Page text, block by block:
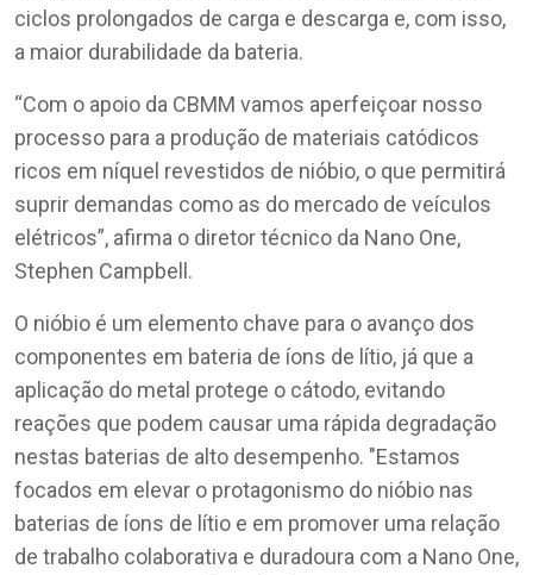
ciclos prolongados de carga e descarga e, com isso,
a maior durabilidade da bateria.
“Com o apoio da CBMM vamos aperfeiçoar nosso
processo para a produção de materiais catódicos
ricos em níquel revestidos de nióbio, o que permitirá
suprir demandas como as do mercado de veículos
elétricos”, afirma o diretor técnico da Nano One,
Stephen Campbell.
O nióbio é um elemento chave para o avanço dos
componentes em bateria de íons de lítio, já que a
aplicação do metal protege o cátodo, evitando
reações que podem causar uma rápida degradação
nestas baterias de alto desempenho. "Estamos
focados em elevar o protagonismo do nióbio nas
baterias de íons de lítio e em promover uma relação
de trabalho colaborativa e duradoura com a Nano One,